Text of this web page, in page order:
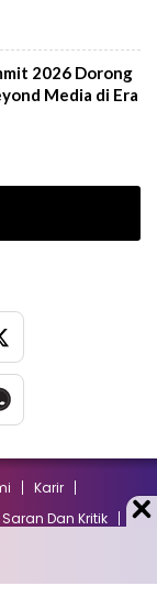
2026 Dorong
Media di Era
Karir
Saran Dan Kritik